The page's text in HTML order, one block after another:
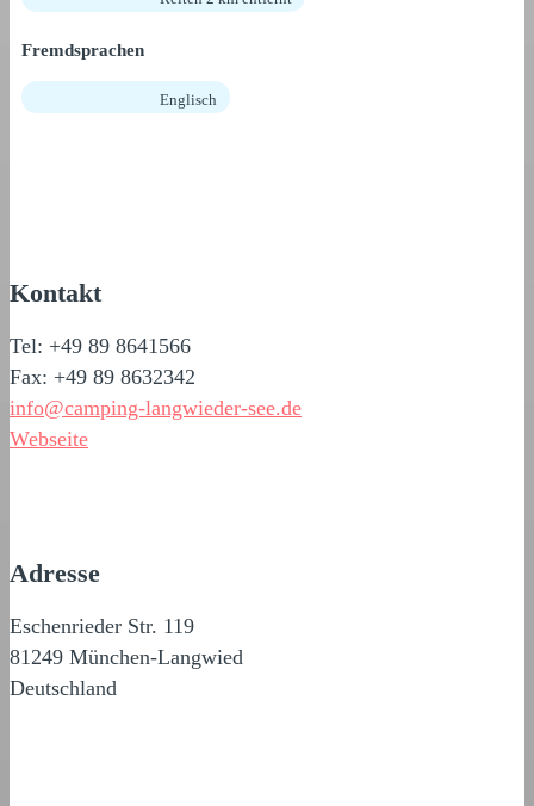
Fremdsprachen
Englisch
Kontakt
Tel: +49 89 8641566
Fax: +49 89 8632342
info@camping-langwieder-see.de
Webseite
Adresse
Eschenrieder Str. 119
81249 München-Langwied
Deutschland